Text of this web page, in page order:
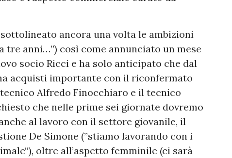
ancora una volta le ambizioni
tre anni…”) così come annunciato un mese
socio Ricci e ha solo anticipato che dal
acquisti importante con il riconfermato
Alfredo Finocchiaro e il tecnico
che nelle prime sei giornate dovremo
al lavoro con il settore giovanile, il
De Simone (”stiamo lavorando con i
oltre all’aspetto femminile (ci sarà